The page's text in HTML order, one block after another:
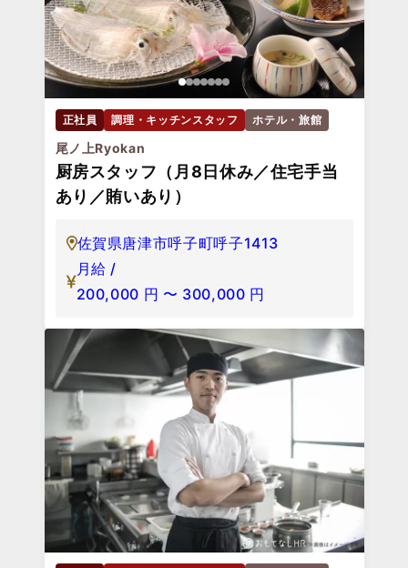
正社員 調理・キッチンスタッフ ホテル・旅館
尾ノ上Ryokan
厨房スタッフ（月8日休み／住宅手当
あり／賄いあり）
佐賀県唐津市呼子町呼子1413
月給 /
200,000 円 〜 300,000 円